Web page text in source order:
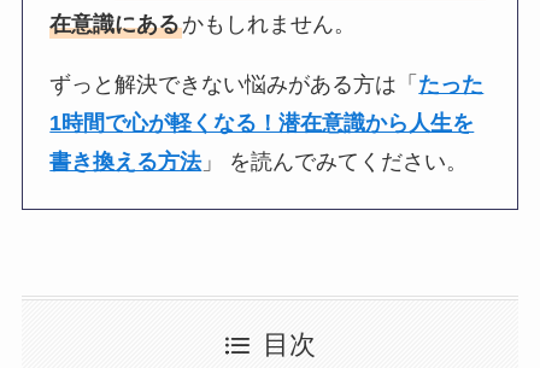
在意識にあるかもしれません。
ずっと解決できない悩みがある方は「 たった
1時間で心が軽くなる！潜在意識から人生を
書き換える方法」 を読んでみてください。
目次